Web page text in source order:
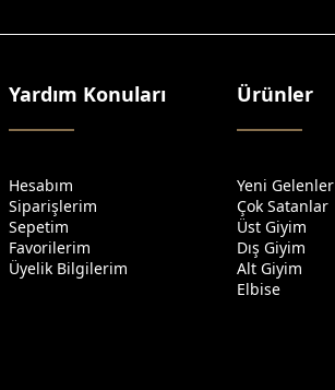
Yardım Konuları
Hesabım
Siparişlerim
Sepetim
Favorilerim
Üyelik Bilgilerim
Ürünler
Yeni Gelenler
Çok Satanlar
Üst Giyim
Dış Giyim
Alt Giyim
Elbise